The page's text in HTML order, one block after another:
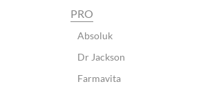
PRO
Absoluk
Dr Jackson
Farmavita